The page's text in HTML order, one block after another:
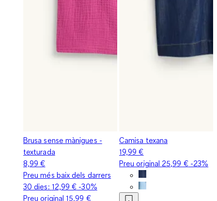
Brusa sense mànigues -
texturada
8,99 €
Preu més baix dels darrers
30 dies: 12,99 € -30%
Preu original15,99 €
Camisa texana
19,99 €
Preu original 25,99 €-23%